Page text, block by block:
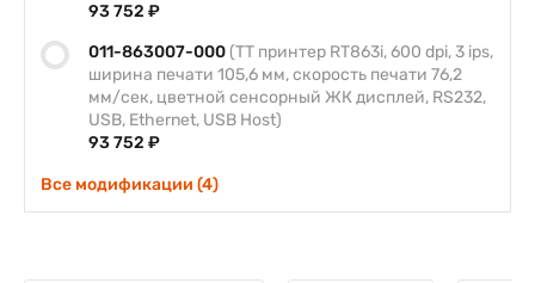
93 752 ₽
011-863007-000 (TT принтер RT863i, 600 dpi, 3 ips,
ширина печати 105,6 мм, скорость печати 76,2
мм/сек, цветной сенсорный ЖК дисплей, RS232,
USB, Ethernet, USB Host)
93 752 ₽
Все модификации (4)